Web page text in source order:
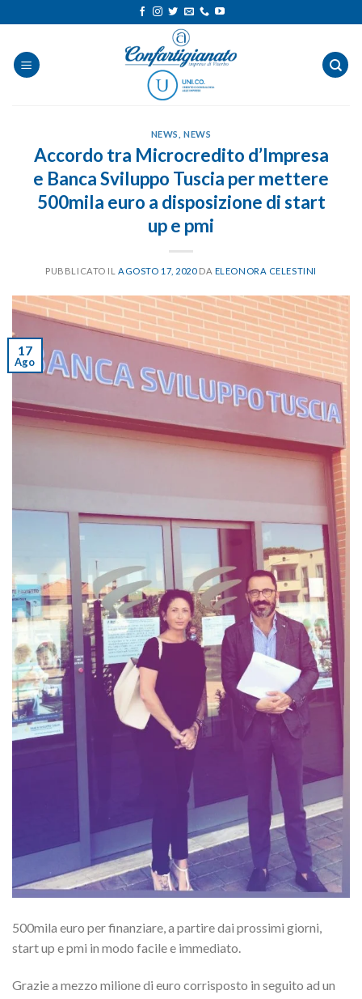
ai
contenuti
NEWS ,NEWS
Accordo tra Microcredito d’Impresa
e Banca Sviluppo Tuscia per mettere
500mila euro a disposizione di start
up e pmi
PUBBLICATO IL AGOSTO 17, 2020 DA ELEONORA CELESTINI
17
Ago
500mila euro per finanziare, a partire dai prossimi giorni,
start up e pmi in modo facile e immediato.
Grazie a mezzo milione di euro corrisposto in seguito ad un